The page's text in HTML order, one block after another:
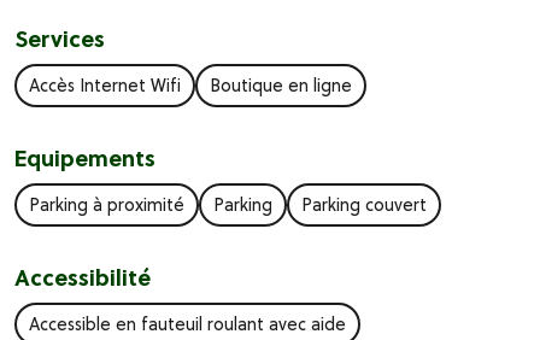
Services
Accès Internet Wifi Boutique en ligne
Equipements
Parking à proximité Parking Parking couvert
Accessibilité
Accessible en fauteuil roulant avec aide